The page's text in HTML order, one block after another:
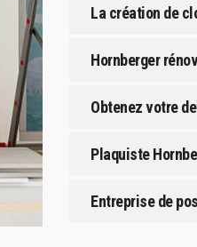
La création de
Hornberger
Obtenez votre
Plaquiste
Entreprise de